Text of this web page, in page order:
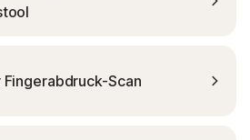
Fingerabdruck-Scan